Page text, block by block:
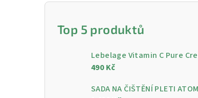
P
Top 5 produktů
490 Kč